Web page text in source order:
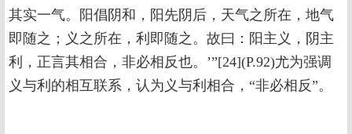
其实一气。阳倡阴和，阳先阴后，天气之所在，地气
即随之；义之所在，利即随之。故曰：阳主义，阴主
利，正言其相合，非必相反也。’”[24](P.92)尤为强调
义与利的相互联系，认为义与利相合，“非必相反”。